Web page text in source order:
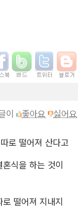
이
좋아요 싫어요
로 떨어져 산다고
식을 하는 것이
떨어져 지내지